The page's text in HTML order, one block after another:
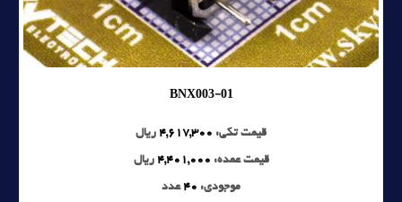
BNX003-01
قیمت تکی: 4,617,300 ریال
قیمت عمده: 4,401,000 ریال
موجودی: 40 عدد